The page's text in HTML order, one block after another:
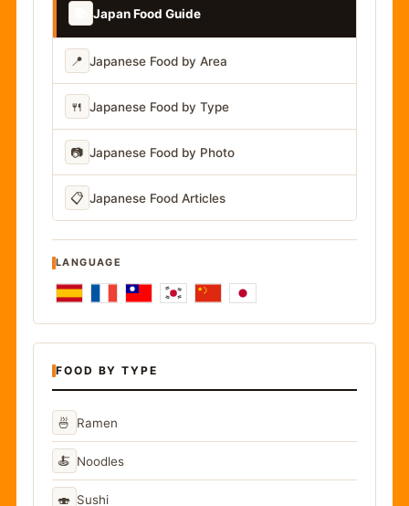
Japan Food Guide
📍 Japanese Food by Area
🍴 Japanese Food by Type
📷 Japanese Food by Photo
📋 Japanese Food Articles
LANGUAGE
FOOD BY TYPE
🍜 Ramen
🍝 Noodles
🍣 Sushi